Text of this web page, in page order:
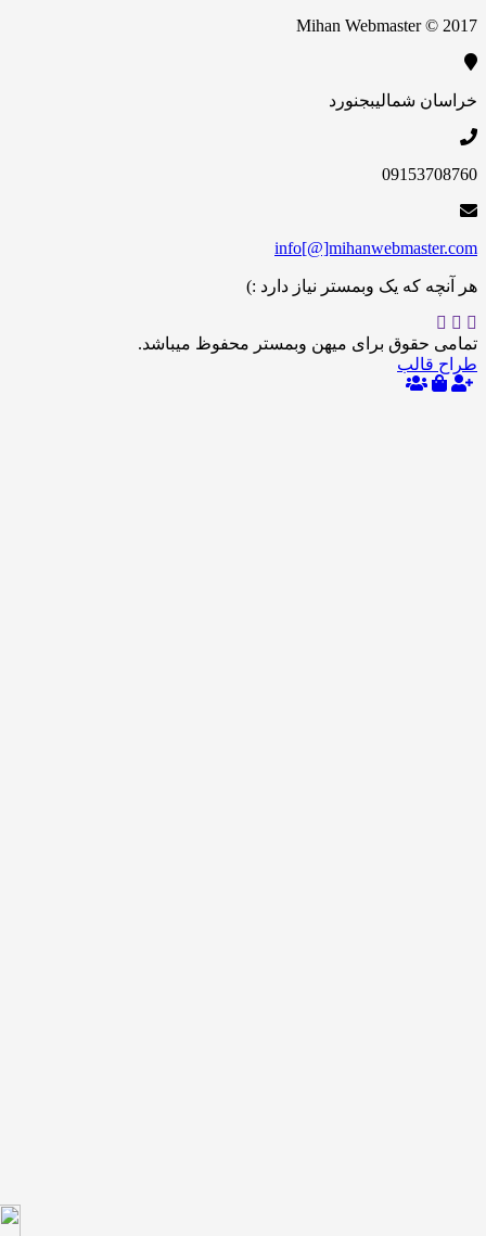
Mihan Webmaster
شمالیبجنورد
که یک وبمستر نیاز دارد :)
برای میهن وبمستر محفوظ میباشد.